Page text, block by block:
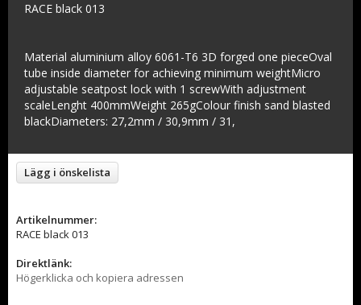
RACE black 013
Material aluminium alloy 6061-T6 3D forged one pieceOval
tube inside diameter for achieving minimum weightMicro
adjustable seatpost lock with 1 screwWith adjustment
scaleLenght 400mmWeight 265gColour finish sand blasted
blackDiameters: 27,2mm / 30,9mm / 31,
Lägg i önskelista
Artikelnummer:
RACE black 013
Direktlänk:
Högerklicka och kopiera adressen